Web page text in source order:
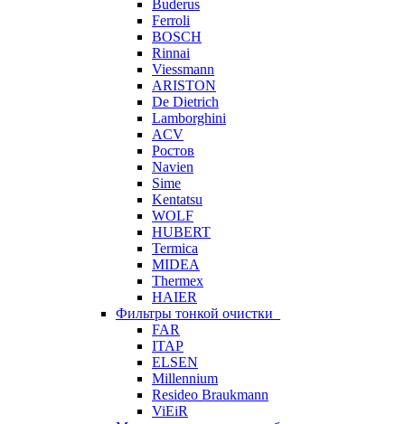
Buderus
Ferroli
BOSCH
Rinnai
Viessmann
ARISTON
De Dietrich
Lamborghini
ACV
Ростов
Navien
Sime
Kentatsu
WOLF
HUBERT
Termica
MIDEA
Thermex
HAIER
Фильтры тонкой очистки
FAR
ITAP
ELSEN
Millennium
Resideo Braukmann
ViEiR